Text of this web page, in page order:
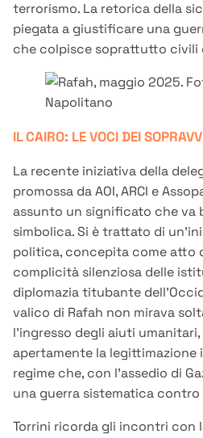
terrorismo. La retorica della
piegata a giustificare una
che colpisce soprattutto civili
IL CAIRO: LE VOCI DEI
La recente iniziativa della
promossa da AOI, ARCI e
assunto un significato che va
simbolica. Si è trattato di
politica, concepita come atto
complicità silenziosa delle
diplomazia titubante
valico di Rafah non mirava
l’ingresso degli aiuti
apertamente la legittimazione
regime che, con l’assedio di
una guerra sistematica
Torrini ricorda gli incontri con